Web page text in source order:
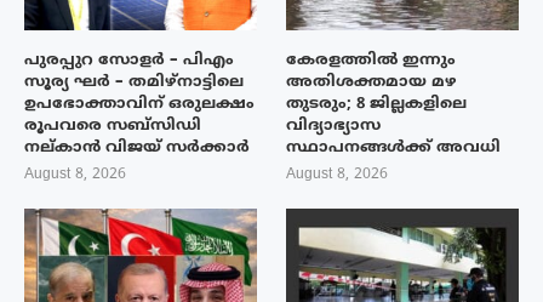
പുരപ്പുറ സോളർ – പിഎം
സൂര്യ ഘർ – തമിഴ്നാട്ടിലെ
ഉപഭോക്താവിന് ഒരുലക്ഷം
രൂപവരെ സബ്സിഡി
നല്കാൻ വിജയ് സർക്കാർ
August 8, 2026
കേരളത്തിൽ ഇന്നും
അതിശക്തമായ മഴ
തുടരും; 8 ജില്ലകളിലെ
വിദ്യാഭ്യാസ
സ്ഥാപനങ്ങൾക്ക് അവധി
August 8, 2026